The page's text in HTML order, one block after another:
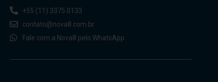
+55 (11) 3375 0133
contato@nova8.com.br
Fale com a Nova8 pelo WhatsApp